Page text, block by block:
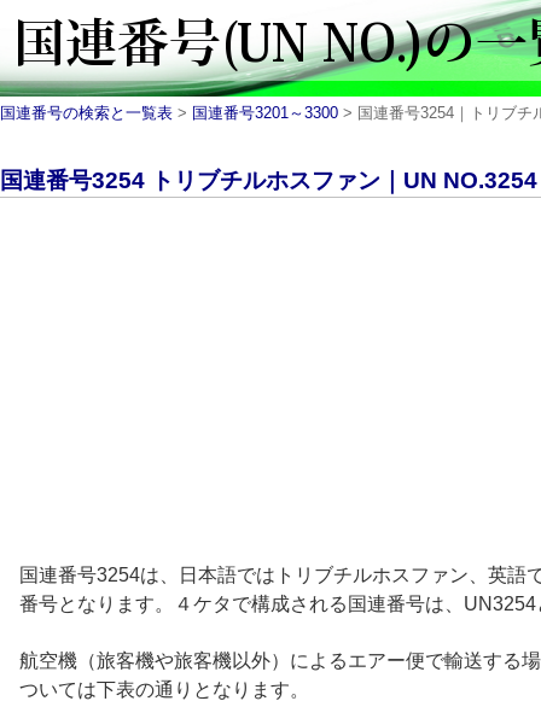
国連番号の検索と一覧表 > 国連番号3201～3300 > 国連番号3254｜トリブチ
国連番号3254 トリブチルホスファン｜UN
国連番号3254は、日本語ではトリブチルホスファン、英
番号となります。４ケタで構成される国連番号は、
航空機（旅客機や旅客機以外）によるエアー便で輸送する
ついては下表の通りとなります。